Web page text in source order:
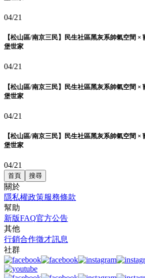
04/21
【松山區/南京三民】民生社區黑灰系帥氣空間
堡世家
04/21
【松山區/南京三民】民生社區黑灰系帥氣空間
堡世家
04/21
【松山區/南京三民】民生社區黑灰系帥氣空間
堡世家
04/21
首頁 搜尋
關於
隱私權政策服務條款
幫助
新版FAQ官方公告
其他
行銷合作徵才訊息
社群